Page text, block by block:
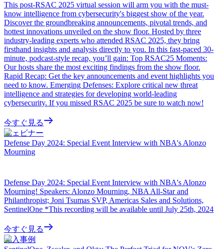
This post-RSAC 2025 virtual session will arm you with the must-
know intelligence from cybersecurity's biggest show of the year.
Discover the groundbreaking announcements, pivotal trends, and
hottest innovations unveiled on the show floor. Hosted by three
industry-leading experts who attended RSAC 2025, they bring
firsthand insights and analysis directly to you. In this fast-paced 30-
minute, podcast-style recap, you’ll gain: Top RSAC25 Moments:
Our hosts share the most exciting findings from the show floor.
Rapid Recap: Get the key announcements and event highlights you
need to know. Emerging Defenses: Explore critical new threat
intelligence and strategies for developing world-leading
cybersecurity. If you missed RSAC 2025 be sure to watch now!
今すぐ見る
ウェビナー
Defense Day 2024: Special Event Interview with NBA's Alonzo
Mourning
Defense Day 2024: Special Event Interview with NBA's Alonzo
Mourning! Speakers: Alonzo Mourning, NBA All-Star and
Philanthropist; Joni Tsumas SVP, Americas Sales and Solutions,
SentinelOne *This recording will be available until July 25th, 2024
今すぐ見る
導入事例